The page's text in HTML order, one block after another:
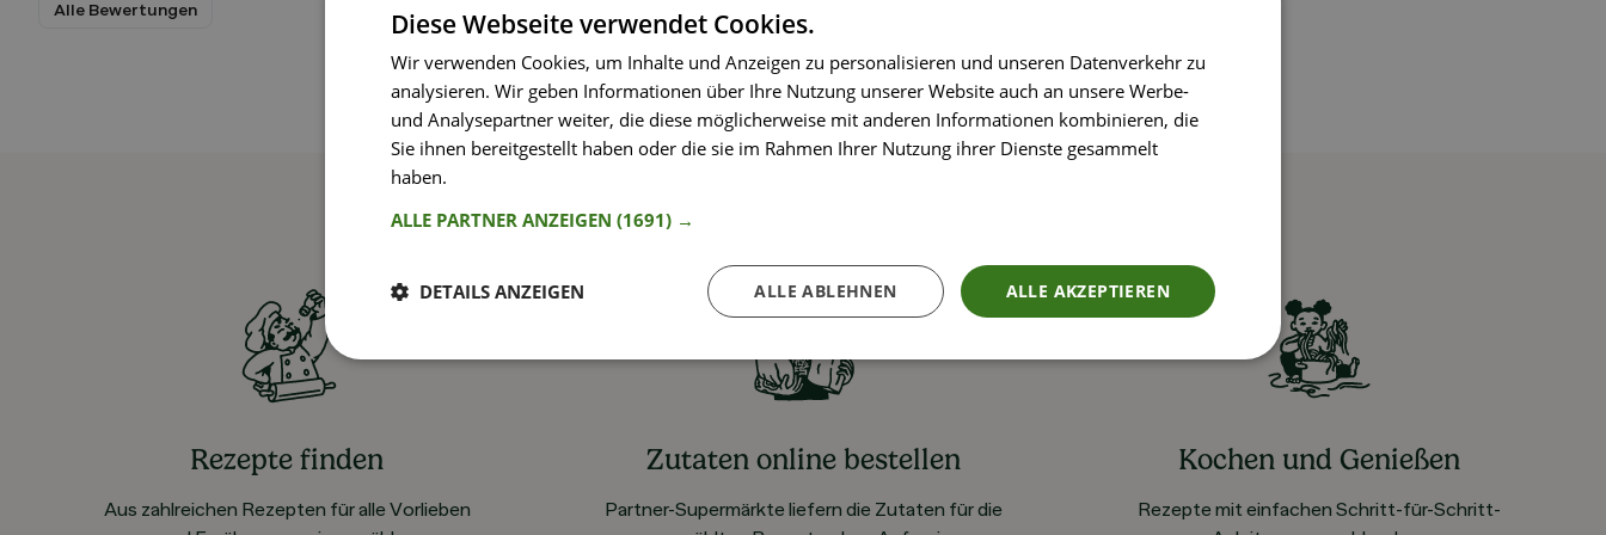
Alle Bewertungen
Rezepte finden
Aus zahlreichen Rezepten für alle Vorlieben
Zutaten online bestellen
Partner-Supermärkte liefern die Zutaten für die
Kochen und Genießen
Rezepte mit einfachen Schritt-für-Schritt-
Diese Webseite verwendet Cookies.
Wir verwenden Cookies, um Inhalte und Anzeigen zu personalisieren und unseren Datenverkehr zu
analysieren. Wir geben Informationen über Ihre Nutzung unserer Website auch an unsere Werbe-
und Analysepartner weiter, die diese möglicherweise mit anderen Informationen kombinieren, die
Sie ihnen bereitgestellt haben oder die sie im Rahmen Ihrer Nutzung ihrer Dienste gesammelt
haben.
ALLE PARTNER ANZEIGEN (1691) →
ALLE AKZEPTIEREN
ALLE ABLEHNEN
DETAILS ANZEIGEN